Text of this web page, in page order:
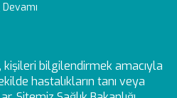
Devamı
bilgilendirmek amacıyla
hastalıkların tanı veya